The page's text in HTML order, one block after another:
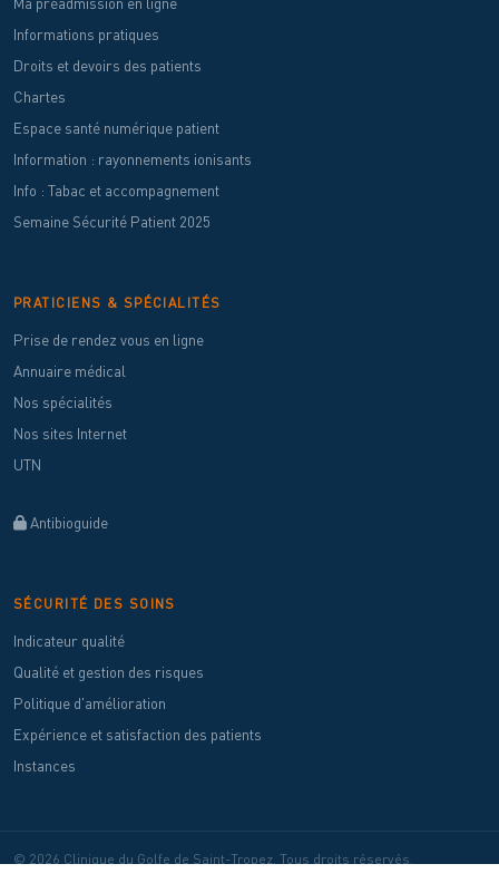
Ma préadmission en ligne
Informations pratiques
Droits et devoirs des patients
Chartes
Espace santé numérique patient
Information : rayonnements ionisants
Info : Tabac et accompagnement
Semaine Sécurité Patient 2025
PRATICIENS & SPÉCIALITÉS
Prise de rendez vous en ligne
Annuaire médical
Nos spécialités
Nos sites Internet
UTN
Antibioguide
SÉCURITÉ DES SOINS
Indicateur qualité
Qualité et gestion des risques
Politique d'amélioration
Expérience et satisfaction des patients
Instances
© 2026 Clinique du Golfe de Saint-Tropez. Tous droits réservés.